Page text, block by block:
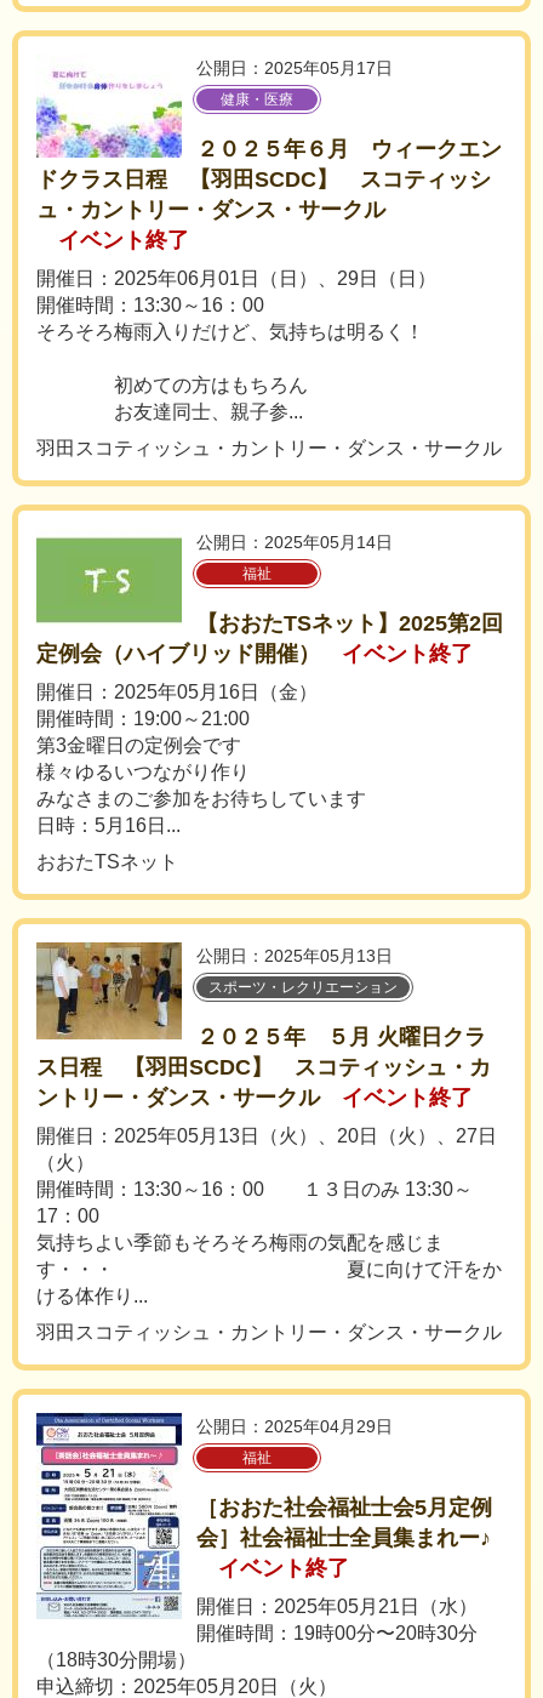
公開日：2025年05月17日
健康・医療
２０２５年６月 ウィークエン
ドクラス日程 【羽田SCDC】 スコティッシ
ュ・カントリー・ダンス・サークル
イベント終了
開催日：2025年06月01日（日）、29日（日）
開催時間：13:30～16：00
そろそろ梅雨入りだけど、気持ちは明るく！
初めての方はもちろん
お友達同士、親子参...
羽田スコティッシュ・カントリー・ダンス・サークル
公開日：2025年05月14日
福祉
【おおたTSネット】2025第2回
定例会（ハイブリッド開催）
イベント終了
開催日：2025年05月16日（金）
開催時間：19:00～21:00
第3金曜日の定例会です
様々ゆるいつながり作り
みなさまのご参加をお待ちしています
日時：5月16日...
おおたTSネット
公開日：2025年05月13日
スポーツ・レクリエーション
２０２５年 ５月 火曜日クラ
ス日程 【羽田SCDC】 スコティッシュ・カ
ントリー・ダンス・サークル
イベント終了
開催日：2025年05月13日（火）、20日（火）、27日
（火）
開催時間：13:30～16：00 １３日のみ 13:30～
17：00
気持ちよい季節もそろそろ梅雨の気配を感じま
す・・・ 夏に向けて汗をか
ける体作り...
羽田スコティッシュ・カントリー・ダンス・サークル
公開日：2025年04月29日
福祉
［おおた社会福祉士会5月定例
会］社会福祉士全員集まれー♪
イベント終了
開催日：2025年05月21日（水）
開催時間：19時00分〜20時30分
（18時30分開場）
申込締切：2025年05月20日（火）